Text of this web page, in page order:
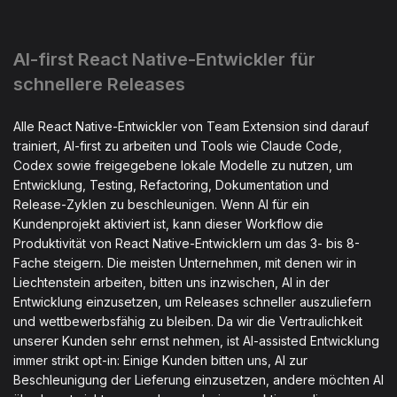
AI-first React Native-Entwickler für
schnellere Releases
Alle React Native-Entwickler von Team Extension sind darauf
trainiert, AI-first zu arbeiten und Tools wie Claude Code,
Codex sowie freigegebene lokale Modelle zu nutzen, um
Entwicklung, Testing, Refactoring, Dokumentation und
Release-Zyklen zu beschleunigen. Wenn AI für ein
Kundenprojekt aktiviert ist, kann dieser Workflow die
Produktivität von React Native-Entwicklern um das 3- bis 8-
Fache steigern. Die meisten Unternehmen, mit denen wir in
Liechtenstein arbeiten, bitten uns inzwischen, AI in der
Entwicklung einzusetzen, um Releases schneller auszuliefern
und wettbewerbsfähig zu bleiben. Da wir die Vertraulichkeit
unserer Kunden sehr ernst nehmen, ist AI-assisted Entwicklung
immer strikt opt-in: Einige Kunden bitten uns, AI zur
Beschleunigung der Lieferung einzusetzen, andere möchten AI